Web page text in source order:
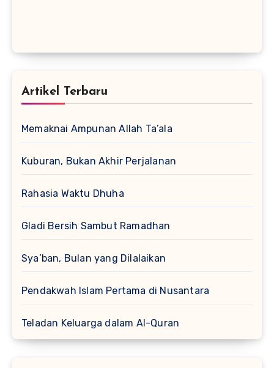
Artikel Terbaru
Memaknai Ampunan Allah Ta’ala
Kuburan, Bukan Akhir Perjalanan
Rahasia Waktu Dhuha
Gladi Bersih Sambut Ramadhan
Sya’ban, Bulan yang Dilalaikan
Pendakwah Islam Pertama di Nusantara
Teladan Keluarga dalam Al-Quran